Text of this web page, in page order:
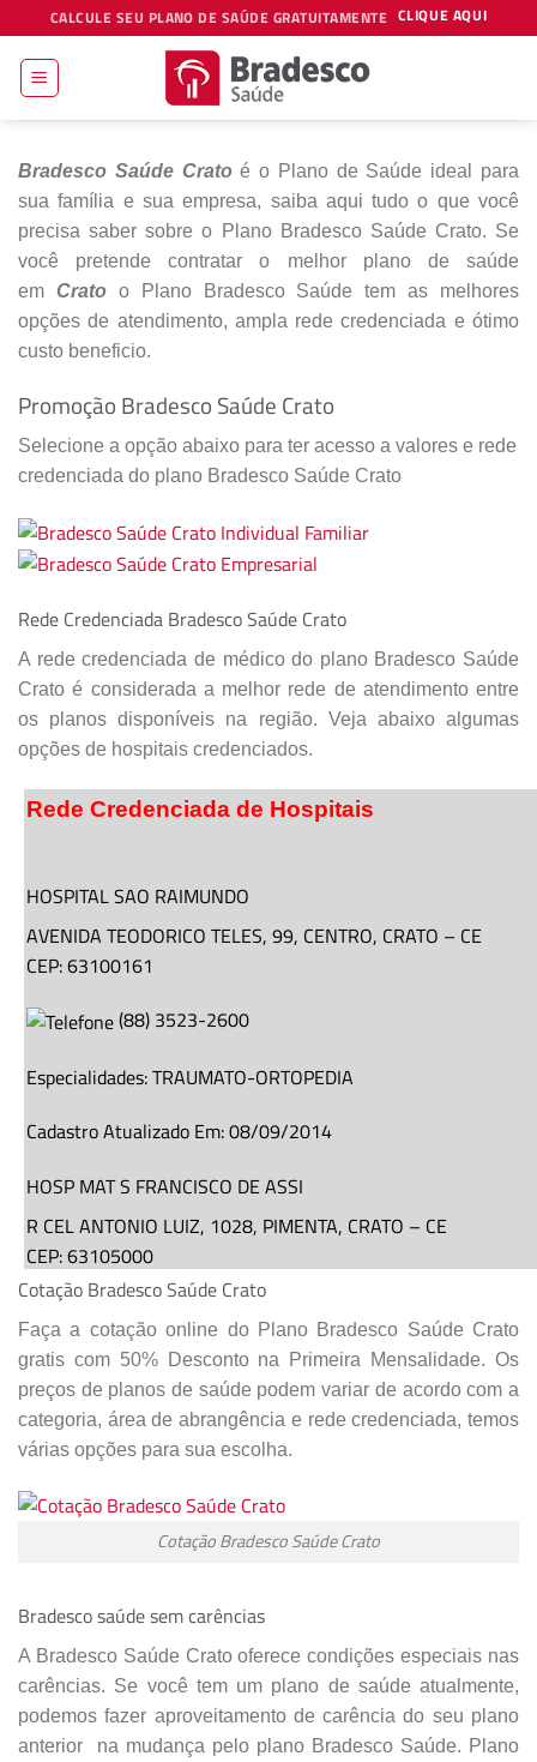
to
content
CALCULE SEU PLANO DE SAÚDE GRATUITAMENTE CLIQUE AQUI
Bradesco Saúde Cratoé o Plano de Saúde ideal para
sua família e sua empresa, saiba aqui tudo o que você
precisa saber sobre o Plano Bradesco Saúde Crato. Se
você pretende contratar o melhor plano de saúde
em Cratoo Plano Bradesco Saúde tem as melhores
opções de atendimento, ampla rede credenciada e ótimo
custo beneficio.
Promoção Bradesco Saúde Crato
Selecione a opção abaixo para ter acesso a valores e rede
credenciada do plano Bradesco Saúde Crato
Rede Credenciada Bradesco Saúde Crato
A rede credenciada de médico do plano Bradesco Saúde
Crato é considerada a melhor rede de atendimento entre
os planos disponíveis na região. Veja abaixo algumas
opções de hospitais credenciados.
Rede Credenciada de Hospitais
HOSPITAL SAO RAIMUNDO
AVENIDA TEODORICO TELES, 99, CENTRO, CRATO – CE
CEP: 63100161
(88) 3523-2600
Especialidades:TRAUMATO-ORTOPEDIA
Cadastro Atualizado Em:08/09/2014
HOSP MAT S FRANCISCO DE ASSI
R CEL ANTONIO LUIZ, 1028, PIMENTA, CRATO – CE
CEP: 63105000
)
Especialidades:CIRURGIA GERAL,CLINICA
MEDICA, OBSTETRICIA,PEDIATRIA
Cadastro Atualizado Em:18/11/2015
Cotação Bradesco Saúde Crato
Faça a cotação online do Plano Bradesco Saúde Crato
gratis com 50% Desconto na Primeira Mensalidade. Os
preços de planos de saúde podem variar de acordo com a
categoria, área de abrangência e rede credenciada, temos
várias opções para sua escolha.
Cotação Bradesco Saúde Crato
Bradesco saúde sem carências
A Bradesco Saúde Crato oferece condições especiais nas
carências. Se você tem um plano de saúde atualmente,
podemos fazer aproveitamento de carência do seu plano
anterior
na mudança pelo plano Bradesco Saúde. Plano